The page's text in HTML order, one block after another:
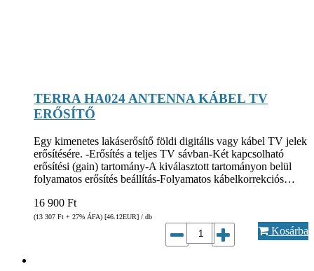
TERRA HA024 ANTENNA KÁBEL TV
ERŐSÍTŐ
Egy kimenetes lakáserősítő földi digitális vagy kábel TV jelek
erősítésére. -Erősítés a teljes TV sávban-Két kapcsolható
erősítési (gain) tartomány-A kiválasztott tartományon belül
folyamatos erősítés beállítás-Folyamatos kábelkorrekciós…
16 900 Ft
(13 307 Ft + 27% ÁFA) [46.12EUR] / db
Kosárba